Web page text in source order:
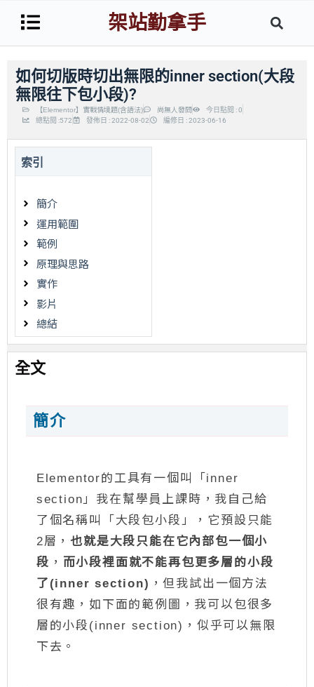
架站勤拿手
如何切版時切出無限的inner section​(大段
無限往下包小段)?
【Elementor】實戰情境題(含語法) 尚無人發問
今日點閱 : 0
總點閱 :572
發佈日 : 2022-08-02 編修日 : 2023-06-16
索引
簡介
運用範圍
範例
原理與思路
實作
影片
總結
全文
簡介
Elementor的工具有一個叫「inner
section」我在幫學員上課時，我自己給
了個名稱叫「大段包小段」，它預設只能
2層，也就是大段只能在它內部包一個小
段 ， 而小段裡面就不能再包更多層的小段
了(inner section) ，但我試出一個方法
很有趣，如下面的範例圖，我可以包很多
層的小段(inner section)，似乎可以無限
下去。